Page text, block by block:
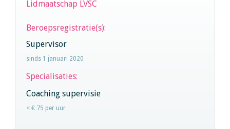
Lidmaatschap LVSC
Beroepsregistratie(s):
Supervisor
sinds 1 januari 2020
Specialisaties:
Coaching supervisie
< € 75 per uur